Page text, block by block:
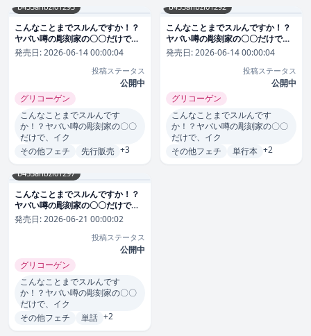
b453ahbzi01293
こんなことまでスルんですか！？
ヤバい噂の彫刻家の〇〇だけで、
イク【電子単行本】【通常版】
発売日:2026-06-14 00:00:04
投稿ステータス
公開中
グリコーゲン
こんなことまでスルんです
か！？ヤバい噂の彫刻家の〇〇
だけで、イク
その他フェチ
先行販売 +3
b453ahbzi01292
こんなことまでスルんですか！？
ヤバい噂の彫刻家の〇〇だけで、
イク【電子単行本】【デジタル特
装版】【FANZA限定イラスト付
発売日:2026-06-14 00:00:04
投稿ステータス
公開中
グリコーゲン
こんなことまでスルんです
か！？ヤバい噂の彫刻家の〇〇
だけで、イク
その他フェチ
単行本 +2
b453ahbzi01297
こんなことまでスルんですか！？
ヤバい噂の彫刻家の〇〇だけで、
イク（単話）
発売日:2026-06-21 00:00:02
投稿ステータス
公開中
グリコーゲン
こんなことまでスルんです
か！？ヤバい噂の彫刻家の〇〇
だけで、イク
その他フェチ
単話 +2